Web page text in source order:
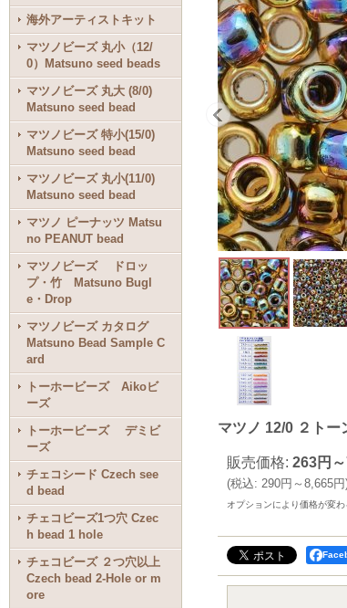
海外アーティストキット
マツノビーズ 丸小（12/
0）Matsuno seed beads
マツノビーズ 丸大 (8/0)
Matsuno seed bead
マツノビーズ 特小(15/0)
Matsuno seed bead
マツノビーズ 丸小(11/0)
Matsuno seed bead
マツノ ピーナッツ Matsu
no PEANUT bead
マツノビーズ ドロッ
プ・竹 Matsuno Bugl
e・Drop
マツノビーズ カタログ
Matsuno Bead Sample C
ard
トーホービーズ Aikoビ
ーズ
トーホービーズ デミビ
ーズ
チェコシード Czech see
d bead
チェコビーズ1つ穴 Czec
h bead 1 hole
チェコビーズ ２つ穴以上
Czech bead 2-Hole or m
ore
マツノ 12/0 ２トー
販売価格: 263円
(税込: 290円～8,665円
オプションにより価格が変わ